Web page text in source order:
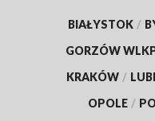
BIAŁYSTOK /
GORZÓW
KRAKÓW /
OPOLE /